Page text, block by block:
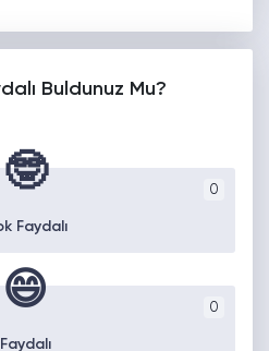
Buldunuz Mu?
0
🤓
Faydalı
0
😄
Faydalı